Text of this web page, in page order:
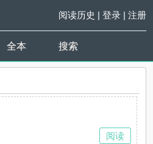
阅读历史 | 登录| 注册
全本 搜索
阅读